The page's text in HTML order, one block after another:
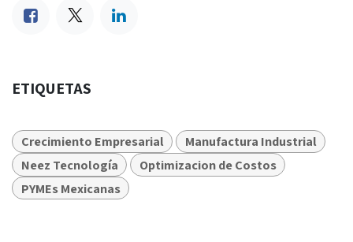
ETIQUETAS
Crecimiento Empresarial
Manufactura Industrial
Neez Tecnología
Optimizacion de Costos
PYMEs Mexicanas